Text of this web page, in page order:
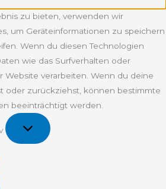
zu bieten, verwenden wir
um Geräteinformationen zu speichern
Wenn du diesen Technologien
wie das Surfverhalten oder
Website verarbeiten. Wenn du deine
oder zurückziehst, können bestimmte
beeinträchtigt werden.